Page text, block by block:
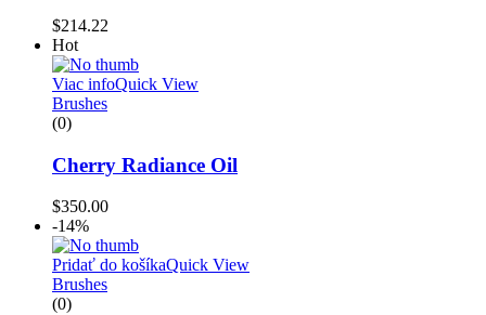
$214.22
Hot
Viac infoQuick View
Brushes
(0)
Cherry Radiance Oil
$350.00
-14%
Pridať do košíkaQuick View
Brushes
(0)